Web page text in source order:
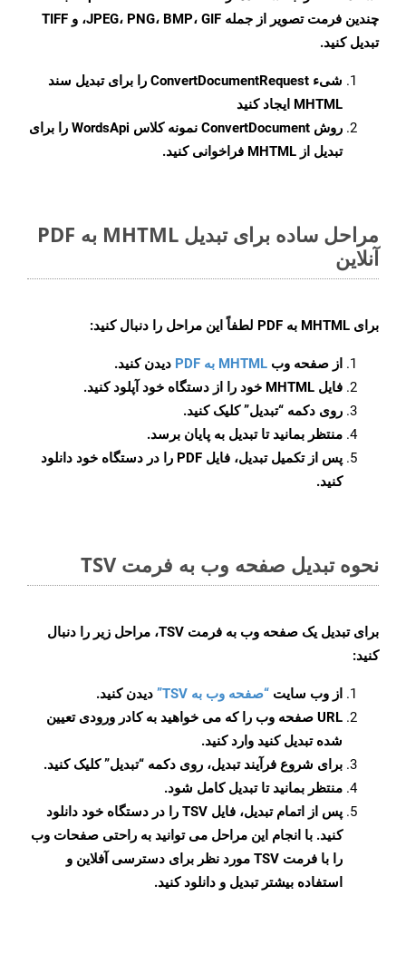
چندین فرمت تصویر از جمله JPEG، PNG، BMP، GIF، و TIFF
تبدیل کنید.
شیء ConvertDocumentRequest را برای تبدیل سند
MHTML ایجاد کنید
روش ConvertDocument
نمونه کلاس WordsApi را برای
تبدیل از MHTML فراخوانی کنید.
مراحل ساده برای تبدیل MHTML به PDF
آنلاین
برای MHTML به PDF لطفاً این مراحل را دنبال کنید:
از صفحه وب MHTML به PDF
دیدن کنید.
فایل MHTML خود را از دستگاه خود آپلود کنید.
روی دکمه “تبدیل”کلیک کنید.
منتظر بمانید تا تبدیل به پایان برسد.
پس از تکمیل تبدیل، فایل PDF را در دستگاه خود دانلود
کنید.
نحوه تبدیل صفحه وب به فرمت TSV
برای تبدیل یک صفحه وب به فرمت TSV، مراحل زیر را دنبال
کنید:
از وب سایت “صفحه وب به TSV”
دیدن کنید.
URL صفحه وب را که می خواهید به کادر ورودی تعیین
شده تبدیل کنید وارد کنید.
برای شروع فرآیند تبدیل، روی دکمه “تبدیل” کلیک کنید.
منتظر بمانید تا تبدیل کامل شود.
پس از اتمام تبدیل، فایل TSV را در دستگاه خود دانلود
کنید. با انجام این مراحل می توانید به راحتی صفحات وب
را با فرمت TSV مورد نظر برای دسترسی آفلاین و
استفاده بیشتر تبدیل و دانلود کنید.